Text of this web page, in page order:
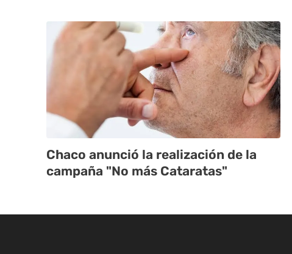
Chaco anunció la realización de la
campaña "No más Cataratas"